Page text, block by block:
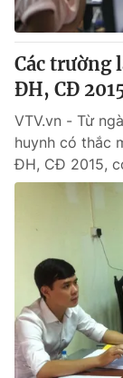
Các trường
ĐH, CĐ
VTV.vn - Từ
huynh có thắc
ĐH, CĐ 2015,